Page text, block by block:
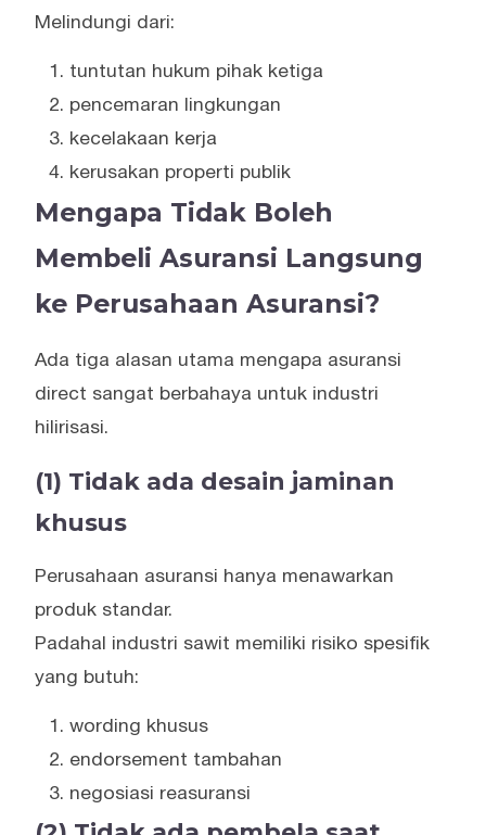
Melindungi dari:
tuntutan hukum pihak ketiga
pencemaran lingkungan
kecelakaan kerja
kerusakan properti publik
Mengapa Tidak Boleh
Membeli Asuransi Langsung
ke Perusahaan Asuransi?
Ada tiga alasan utama mengapa asuransi
direct sangat berbahaya untuk industri
hilirisasi.
(1) Tidak ada desain jaminan
khusus
Perusahaan asuransi hanya menawarkan
produk standar.
Padahal industri sawit memiliki risiko spesifik
yang butuh:
wording khusus
endorsement tambahan
negosiasi reasuransi